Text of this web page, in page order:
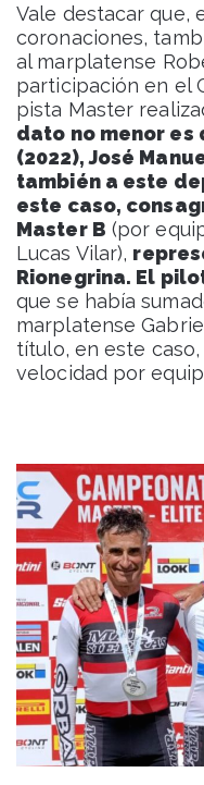
Vale destacar que,
coronaciones,
al marplatense
participación en el
pista Master
dato no menor es
(2022), José
también a este
este caso,
Master B (por
Lucas Vilar),
Rionegrina. El
que se había
marplatense
título, en este
velocidad por